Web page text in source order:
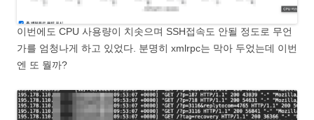
이번에도 CPU 사용량이 치솟으며 SSH접속도 안될 정도로 무언
가를 엄청나게 하고 있었다. 분명히 xmlrpc는 막아 두었는데 이번
엔 또 뭘까?